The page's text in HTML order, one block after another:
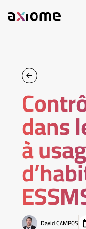
dans
à
David CAMPOS